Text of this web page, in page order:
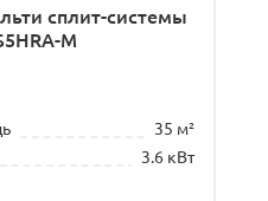
сплит-системы
M
35 м²
3.6 кВт